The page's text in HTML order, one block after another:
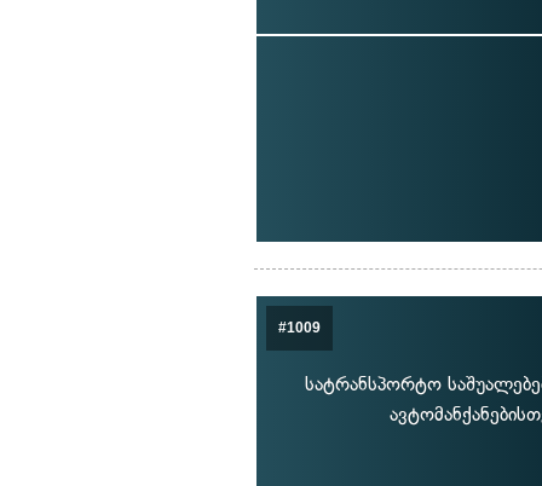
#1009
სატრანსპორტო